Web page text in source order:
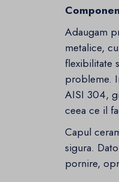
Adaugam
metalice,
flexibilitate
probleme.
AISI 304,
ceea ce il
Capul
sigura.
pornire,